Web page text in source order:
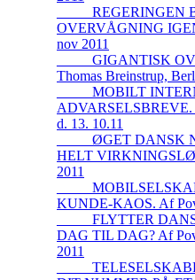
OVERVÅGNING
nov 2011
_____GIGANTISK
Thomas Breinstrup,
_____MOBILT
ADVARSELSBREVE.
d. 13. 10.11
_____ØGET DANSK
HELT
2011
KUNDE-KAOS. Af
_____FLYTTER
DAG TIL DAG? Af
2011